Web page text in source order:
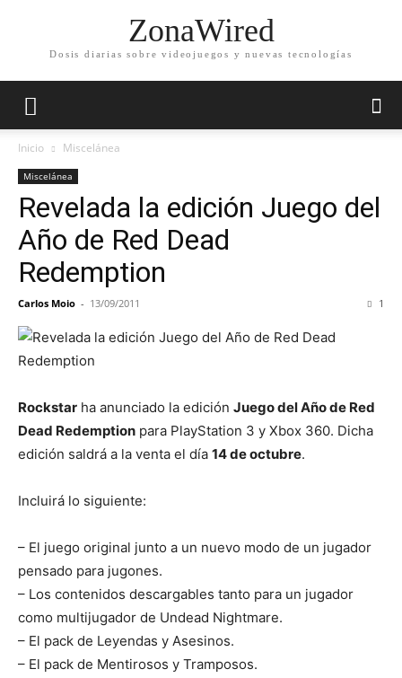
ZonaWired
Dosis diarias sobre videojuegos y nuevas tecnologías
Inicio Miscelánea
Miscelánea
Revelada la edición Juego del
Año de Red Dead
Redemption
Carlos Moio - 13/09/2011 1
Rockstar ha anunciado la edición Juego del Año de Red
Dead Redemption para PlayStation 3 y Xbox 360. Dicha
edición saldrá a la venta el día 14 de octubre.
Incluirá lo siguiente:
– El juego original junto a un nuevo modo de un jugador
pensado para jugones.
– Los contenidos descargables tanto para un jugador
como multijugador de Undead Nightmare.
– El pack de Leyendas y Asesinos.
– El pack de Mentirosos y Tramposos.